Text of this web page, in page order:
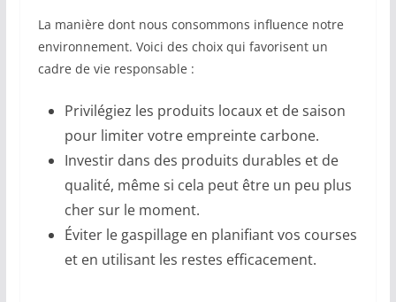
La manière dont nous consommons influence notre
environnement. Voici des choix qui favorisent un
cadre de vie responsable :
Privilégiez les produits locaux et de saison
pour limiter votre empreinte carbone.
Investir dans des produits durables et de
qualité, même si cela peut être un peu plus
cher sur le moment.
Éviter le gaspillage en planifiant vos courses
et en utilisant les restes efficacement.